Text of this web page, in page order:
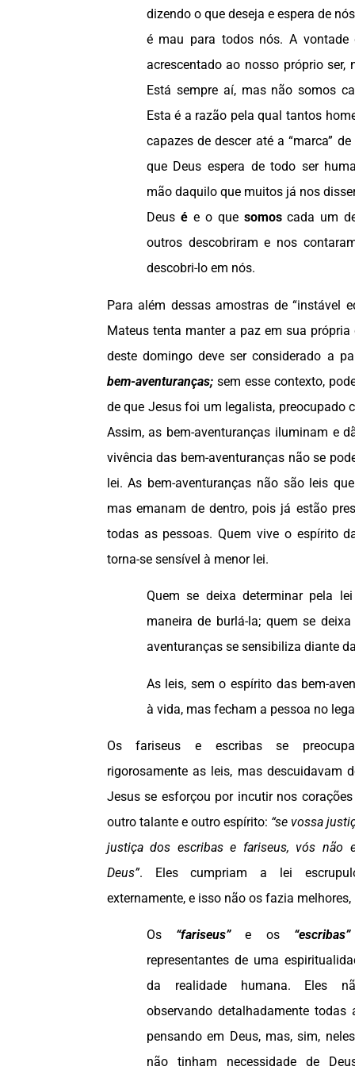
dizendo o que deseja e espera de
é mau para todos nós. A
acrescentado ao nosso próprio ser,
Está sempre aí, mas não somos
Esta é a razão pela qual tantos
capazes de descer até a “marca”
que Deus espera de todo ser
mão daquilo que muitos já nos
Deus ée o que somoscada um
outros descobriram e nos
descobri-lo em nós.
Para além dessas amostras de “instável
Mateus tenta manter a paz em sua
deste domingo deve ser considerado a
bem-aventuranças;sem esse contexto,
de que Jesus foi um legalista, preocupado
Assim, as bem-aventuranças iluminam e
vivência das bem-aventuranças não se
lei. As bem-aventuranças não são leis
mas emanam de dentro, pois já estão
todas as pessoas. Quem vive o espírito
torna-se sensível à menor lei.
Quem se deixa determinar pela
maneira de burlá-la; quem se
aventuranças se sensibiliza diante
As leis, sem o espírito das bem-
à vida, mas fecham a pessoa no
Os fariseus e escribas se
rigorosamente as leis, mas descuidavam
Jesus se esforçou por incutir nos
outro talante e outro espírito: “se vossa
justiça dos escribas e fariseus, vós não
Deus”. Eles cumpriam a lei
externamente, e isso não os fazia
Os “fariseus”e os
representantes de uma
da realidade humana. Eles
observando detalhadamente todas
pensando em Deus, mas, sim,
não tinham necessidade de